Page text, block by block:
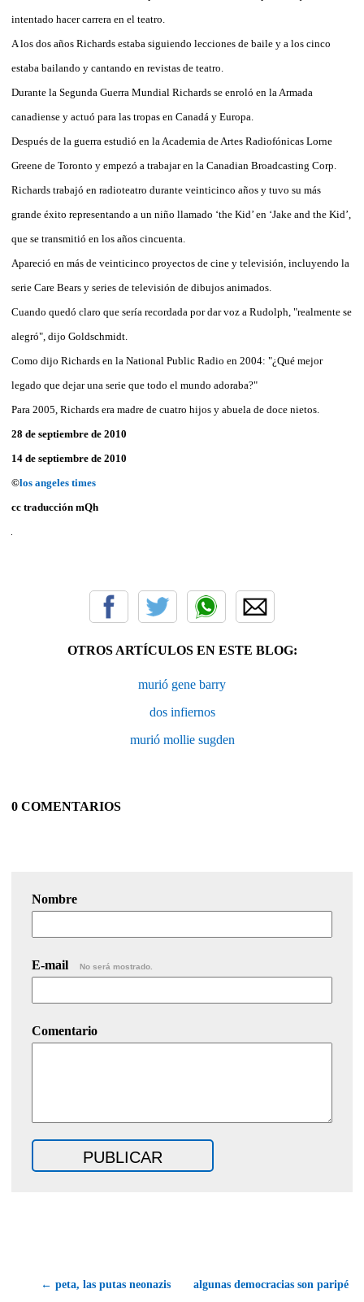
intentado hacer carrera en el teatro.
A los dos años Richards estaba siguiendo lecciones de baile y a los cinco
estaba bailando y cantando en revistas de teatro.
Durante la Segunda Guerra Mundial Richards se enroló en la Armada
canadiense y actuó para las tropas en Canadá y Europa.
Después de la guerra estudió en la Academia de Artes Radiofónicas Lorne
Greene de Toronto y empezó a trabajar en la Canadian Broadcasting Corp.
Richards trabajó en radioteatro durante veinticinco años y tuvo su más
grande éxito representando a un niño llamado ‘the Kid’ en ‘Jake and the Kid’,
que se transmitió en los años cincuenta.
Apareció en más de veinticinco proyectos de cine y televisión, incluyendo la
serie Care Bears y series de televisión de dibujos animados.
Cuando quedó claro que sería recordada por dar voz a Rudolph, "realmente se
alegró", dijo Goldschmidt.
Como dijo Richards en la National Public Radio en 2004: "¿Qué mejor
legado que dejar una serie que todo el mundo adoraba?"
Para 2005, Richards era madre de cuatro hijos y abuela de doce nietos.
28 de septiembre de 2010
14 de septiembre de 2010
©los angeles times
cc traducción mQh
OTROS ARTÍCULOS EN ESTE BLOG:
murió gene barry
dos infiernos
murió mollie sugden
0 COMENTARIOS
Nombre
E-mail No será mostrado.
Comentario
← peta, las putas neonazis
algunas democracias son paripé